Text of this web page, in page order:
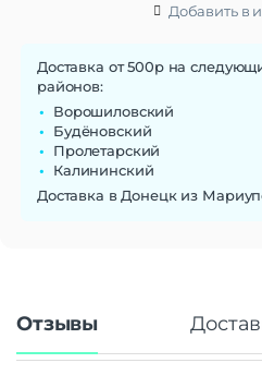
Добавить в
Доставка от 500р на
районов:
Ворошиловский
Будёновский
Пролетарский
Калининский
Доставка в Донецк из
Отзывы